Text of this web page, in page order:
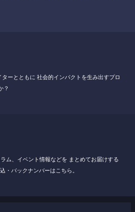
ターとともに 社会的インパクトを生み出すプロ
？
ム、イベント情報などを まとめてお届けする
・バックナンバーはこちら。